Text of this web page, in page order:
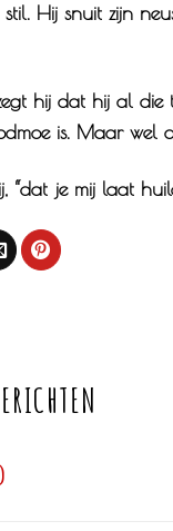
Hij snuit zijn
hij dat hij al die
is. Maar wel
“dat je mij laat